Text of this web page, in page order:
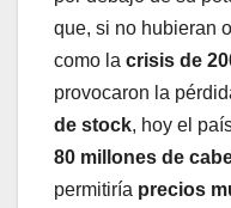
que, si no hubieran
como la crisis de
provocaron la
de stock, hoy el
80 millones de
permitiría precios